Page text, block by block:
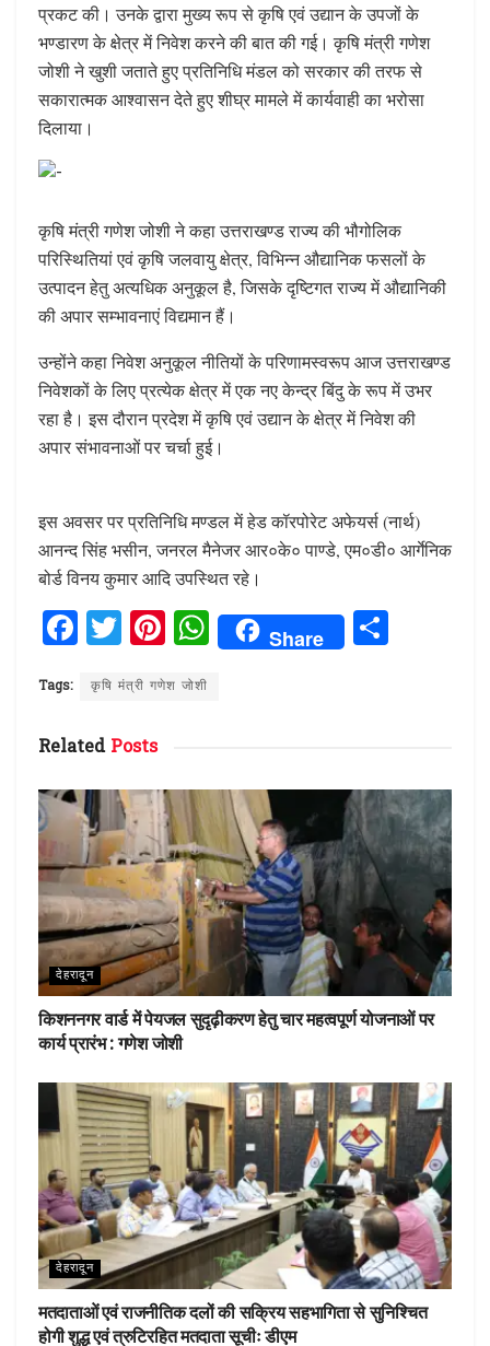
प्रकट की। उनके द्वारा मुख्य रूप से कृषि एवं उद्यान के उपजों के
भण्डारण के क्षेत्र में निवेश करने की बात की गई। कृषि मंत्री गणेश
जोशी ने खुशी जताते हुए प्रतिनिधि मंडल को सरकार की तरफ से
सकारात्मक आश्वासन देते हुए शीघ्र मामले में कार्यवाही का भरोसा
दिलाया।
कृषि मंत्री गणेश जोशी ने कहा उत्तराखण्ड राज्य की भौगोलिक
परिस्थितियां एवं कृषि जलवायु क्षेत्र, विभिन्न औद्यानिक फसलों के
उत्पादन हेतु अत्यधिक अनुकूल है, जिसके दृष्टिगत राज्य में औद्यानिकी
की अपार सम्भावनाएं विद्यमान हैं।
उन्होंने कहा निवेश अनुकूल नीतियों के परिणामस्वरूप आज उत्तराखण्ड
निवेशकों के लिए प्रत्येक क्षेत्र में एक नए केन्द्र बिंदु के रूप में उभर
रहा है। इस दौरान प्रदेश में कृषि एवं उद्यान के क्षेत्र में निवेश की
अपार संभावनाओं पर चर्चा हुई।
इस अवसर पर प्रतिनिधि मण्डल में हेड कॉरपोरेट अफेयर्स (नार्थ)
आनन्द सिंह भसीन, जनरल मैनेजर आर०के० पाण्डे, एम०डी० आर्गेनिक
बोर्ड विनय कुमार आदि उपस्थित रहे।
F
a
ce
b
o
o
k
T
w
it
te
r
Pi
n
te
W
h
p
p
Share
Tags: कृषि मंत्री गणेश जोशी
RelatedPosts
देहरादून
किशननगर वार्ड में पेयजल सुदृढ़ीकरण हेतु चार महत्वपूर्ण योजनाओं पर
कार्य प्रारंभ : गणेश जोशी
देहरादून
मतदाताओं एवं राजनीतिक दलों की सक्रिय सहभागिता से सुनिश्चित
होगी शुद्ध एवं त्रुटिरहित मतदाता सूचीः डीएम